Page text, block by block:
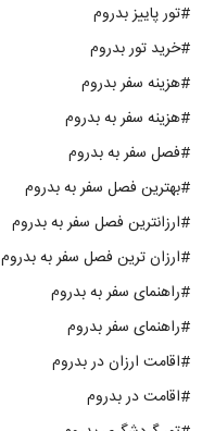
#تور پاییز بدروم
#خرید تور بدروم
#هزینه سفر بدروم
#هزینه سفر به بدروم
#فصل سفر به بدروم
#بهترین فصل سفر به بدروم
#ارزانترین فصل سفر به بدروم
#ارزان ترین فصل سفر به بدروم
#راهنمای سفر به بدروم
#راهنمای سفر بدروم
#اقامت ارزان در بدروم
#اقامت در بدروم